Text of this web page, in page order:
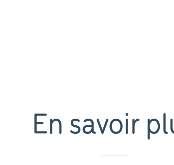
En savoir